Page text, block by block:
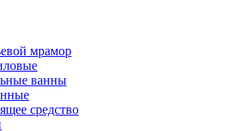
мрамор
ванны
средство